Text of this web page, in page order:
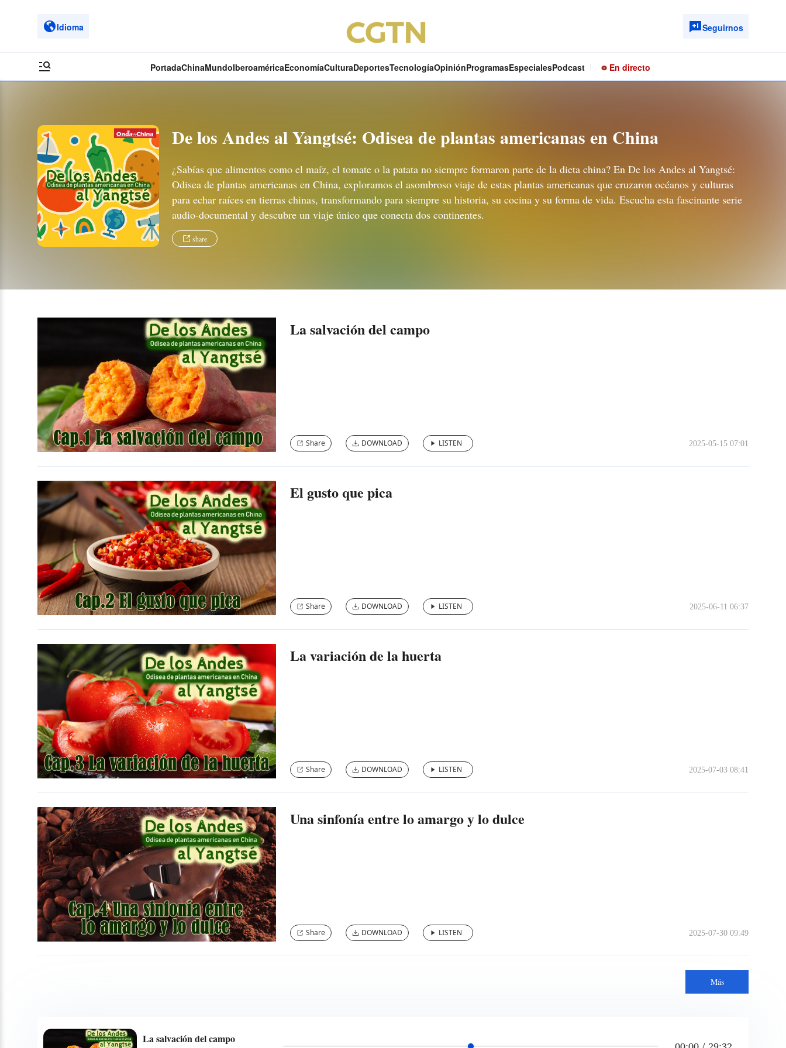
Idioma Seguirnos
PortadaChinaMundoIberoaméricaEconomíaCulturaDeportesTecnologíaOpiniónProgramasEspecialesPodcast En directo
De los Andes al Yangtsé: Odisea de plantas americanas en China
¿Sabías que alimentos como el maíz, el tomate o la patata no siempre formaron parte de la dieta china? En De los Andes al Yangtsé:
Odisea de plantas americanas en China, exploramos el asombroso viaje de estas plantas americanas que cruzaron océanos y culturas
para echar raíces en tierras chinas, transformando para siempre su historia, su cocina y su forma de vida. Escucha esta fascinante serie
audio-documental y descubre un viaje único que conecta dos continentes.
share
La salvación del campo
2025-05-15 07:01
Share DOWNLOAD LISTEN
El gusto que pica
2025-06-11 06:37
Share DOWNLOAD LISTEN
La variación de la huerta
2025-07-03 08:41
Share DOWNLOAD LISTEN
Una sinfonía entre lo amargo y lo dulce
2025-07-30 09:49
Share DOWNLOAD LISTEN
Más
La salvación del campo